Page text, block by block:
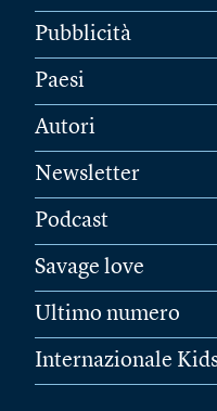
Pubblicità
Paesi
Autori
Newsletter
Podcast
Savage love
Ultimo numero
Internazionale